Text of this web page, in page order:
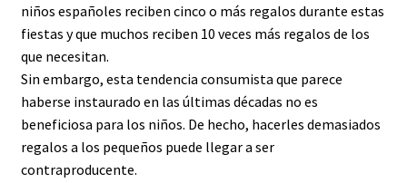
niños españoles reciben cinco o más regalos durante estas
fiestas y que muchos reciben 10 veces más regalos de los
que necesitan.
Sin embargo, esta tendencia consumista que parece
haberse instaurado en las últimas décadas no es
beneficiosa para los niños. De hecho, hacerles demasiados
regalos a los pequeños puede llegar a ser
contraproducente.